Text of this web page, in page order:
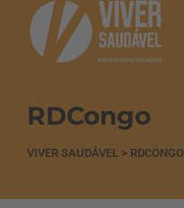
RDCongo
VIVER SAUDÁVEL > RDCONGO